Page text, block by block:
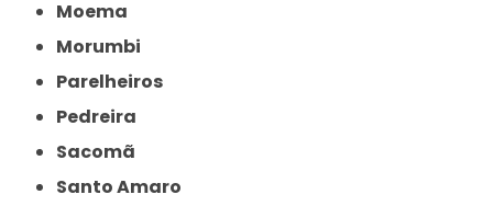
Moema
Morumbi
Parelheiros
Pedreira
Sacomã
Santo Amaro